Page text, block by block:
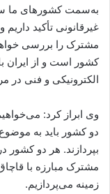
به‌سمت کشورهای ما
غیرقانونی تأکید داریم
مشترک را بررسی
کشور است و از ایران
الکترونیکی و فنی در
وی ابراز کرد:
دو کشور باید به
بپردازند.‌ هر دو کشور
مشترک مبارزه با
زمینه می‌پردازیم.